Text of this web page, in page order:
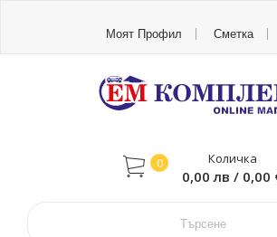
Моят Профил Сметка
Количка
0
0,00 лв / 0,00